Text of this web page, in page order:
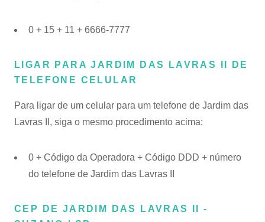
0 + 15 + 11 + 6666-7777
LIGAR PARA JARDIM DAS LAVRAS II DE
TELEFONE CELULAR
Para ligar de um celular para um telefone de Jardim das
Lavras II, siga o mesmo procedimento acima:
0 + Código da Operadora + Código DDD + número
do telefone de Jardim das Lavras II
CEP DE JARDIM DAS LAVRAS II -